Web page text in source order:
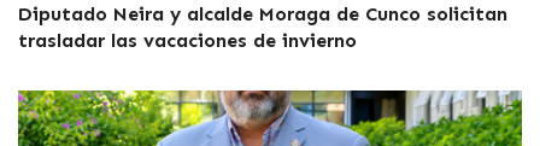
Diputado Neira y alcalde Moraga de Cunco solicitan
trasladar las vacaciones de invierno